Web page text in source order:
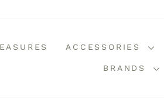
ACCESSORIES
BRANDS